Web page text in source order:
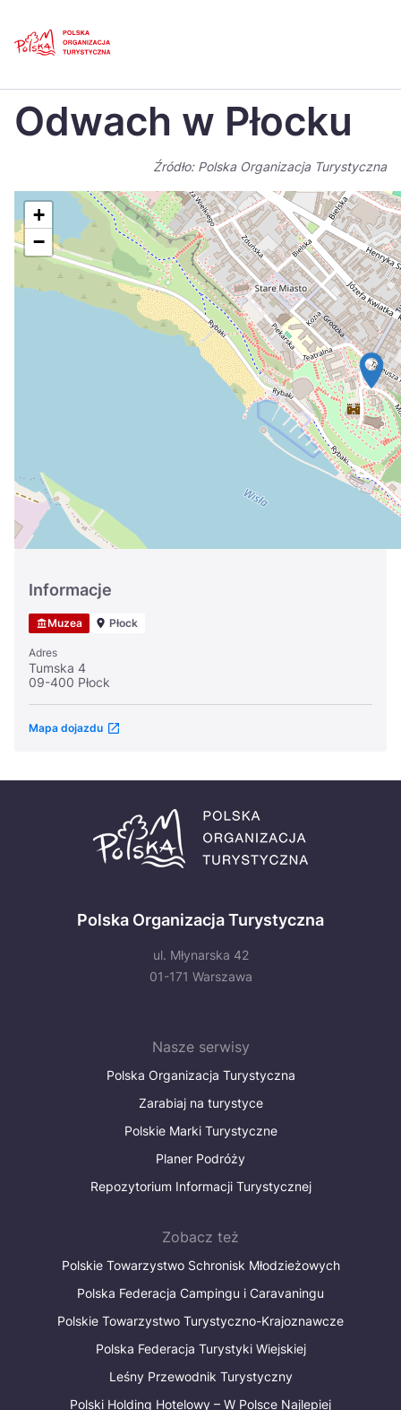
Polski
Español
Italiano
Nederlands 日本
Odwach w Płocku
Źródło: Polska Organizacja Turystyczna
+
−
Informacje
Muzea Płock
Adres
Tumska 4
09-400 Płock
Mapa dojazdu
Polska Organizacja Turystyczna
ul. Młynarska 42
01-171 Warszawa
Nasze serwisy
Polska Organizacja Turystyczna
Zarabiaj na turystyce
Polskie Marki Turystyczne
Planer Podróży
Repozytorium Informacji Turystycznej
Zobacz też
Polskie Towarzystwo Schronisk Młodzieżowych
Polska Federacja Campingu i Caravaningu
Polskie Towarzystwo Turystyczno-Krajoznawcze
Polska Federacja Turystyki Wiejskiej
Leśny Przewodnik Turystyczny
Polski Holding Hotelowy – W Polsce Najlepiej